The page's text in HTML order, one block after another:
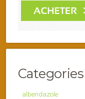
Categories
albendazole